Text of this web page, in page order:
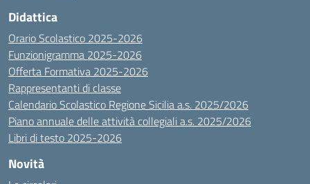
Didattica
Orario Scolastico 2025-2026
Funzionigramma 2025-2026
Offerta Formativa 2025-2026
Rappresentanti di classe
Calendario Scolastico Regione Sicilia a.s. 2025/2026
Piano annuale delle attività collegiali a.s. 2025/2026
Libri di testo 2025-2026
Novità